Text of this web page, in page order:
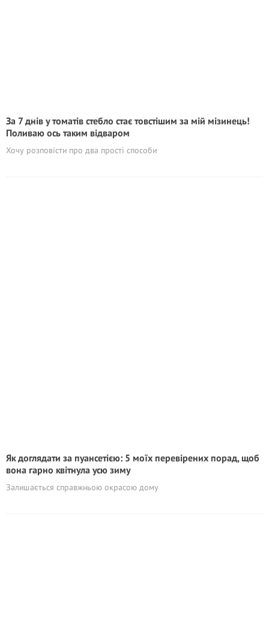
За 7 днів у томатів стебло стає товстішим за мій мізинець!
Поливаю ось таким відваром
Хочу розповісти про два прості способи
Як доглядати за пуансетією: 5 моїх перевірених порад, щоб
вона гарно квітнула усю зиму
Залишається справжньою окрасою дому